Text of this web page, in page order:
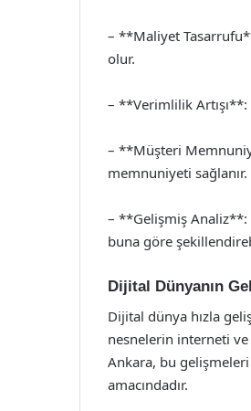
– **Maliyet
olur.
– **Verimlilik Artışı**:
– **Müşteri
memnuniyeti sağlanır.
– **Gelişmiş Analiz**:
buna göre
Dijital Dünyanın
Dijital dünya hızla
nesnelerin interneti
Ankara, bu
amacındadır.